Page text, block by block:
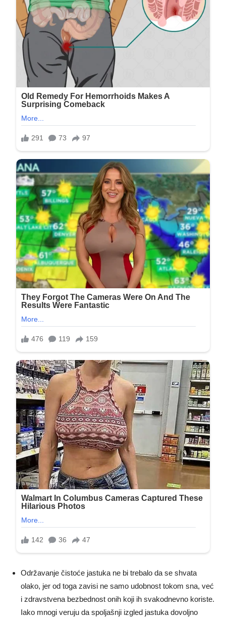
Održavanje čistoće jastuka ne bi trebalo da se shvata
olako, jer od toga zavisi ne samo udobnost tokom sna, već
i zdravstvena bezbednost onih koji ih svakodnevno koriste.
Iako mnogi veruju da spoljašnji izgled jastuka dovoljno